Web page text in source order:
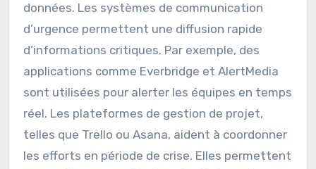
données. Les systèmes de communication
d’urgence permettent une diffusion rapide
d’informations critiques. Par exemple, des
applications comme Everbridge et AlertMedia
sont utilisées pour alerter les équipes en temps
réel. Les plateformes de gestion de projet,
telles que Trello ou Asana, aident à coordonner
les efforts en période de crise. Elles permettent